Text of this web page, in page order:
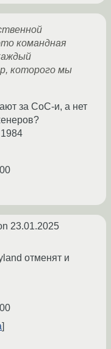
командная
которого мы
за CoC-и, а нет
23.01.2025
отменят и